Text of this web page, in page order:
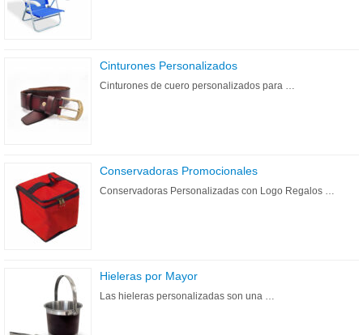
Cinturones Personalizados
Cinturones de cuero personalizados para …
Conservadoras Promocionales
Conservadoras Personalizadas con Logo Regalos …
Hieleras por Mayor
Las hieleras personalizadas son una …